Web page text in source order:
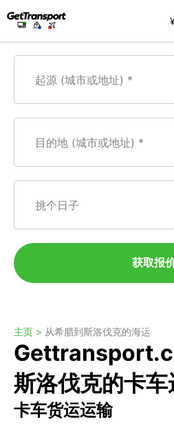
起源 (城市或地址)
目的地 (城市或地址)
挑个日子
获取报
主页 > 从希腊到斯洛伐克的海运
斯洛伐克的卡
卡车货运运输